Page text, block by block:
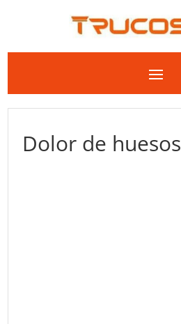
Dolor de huesos